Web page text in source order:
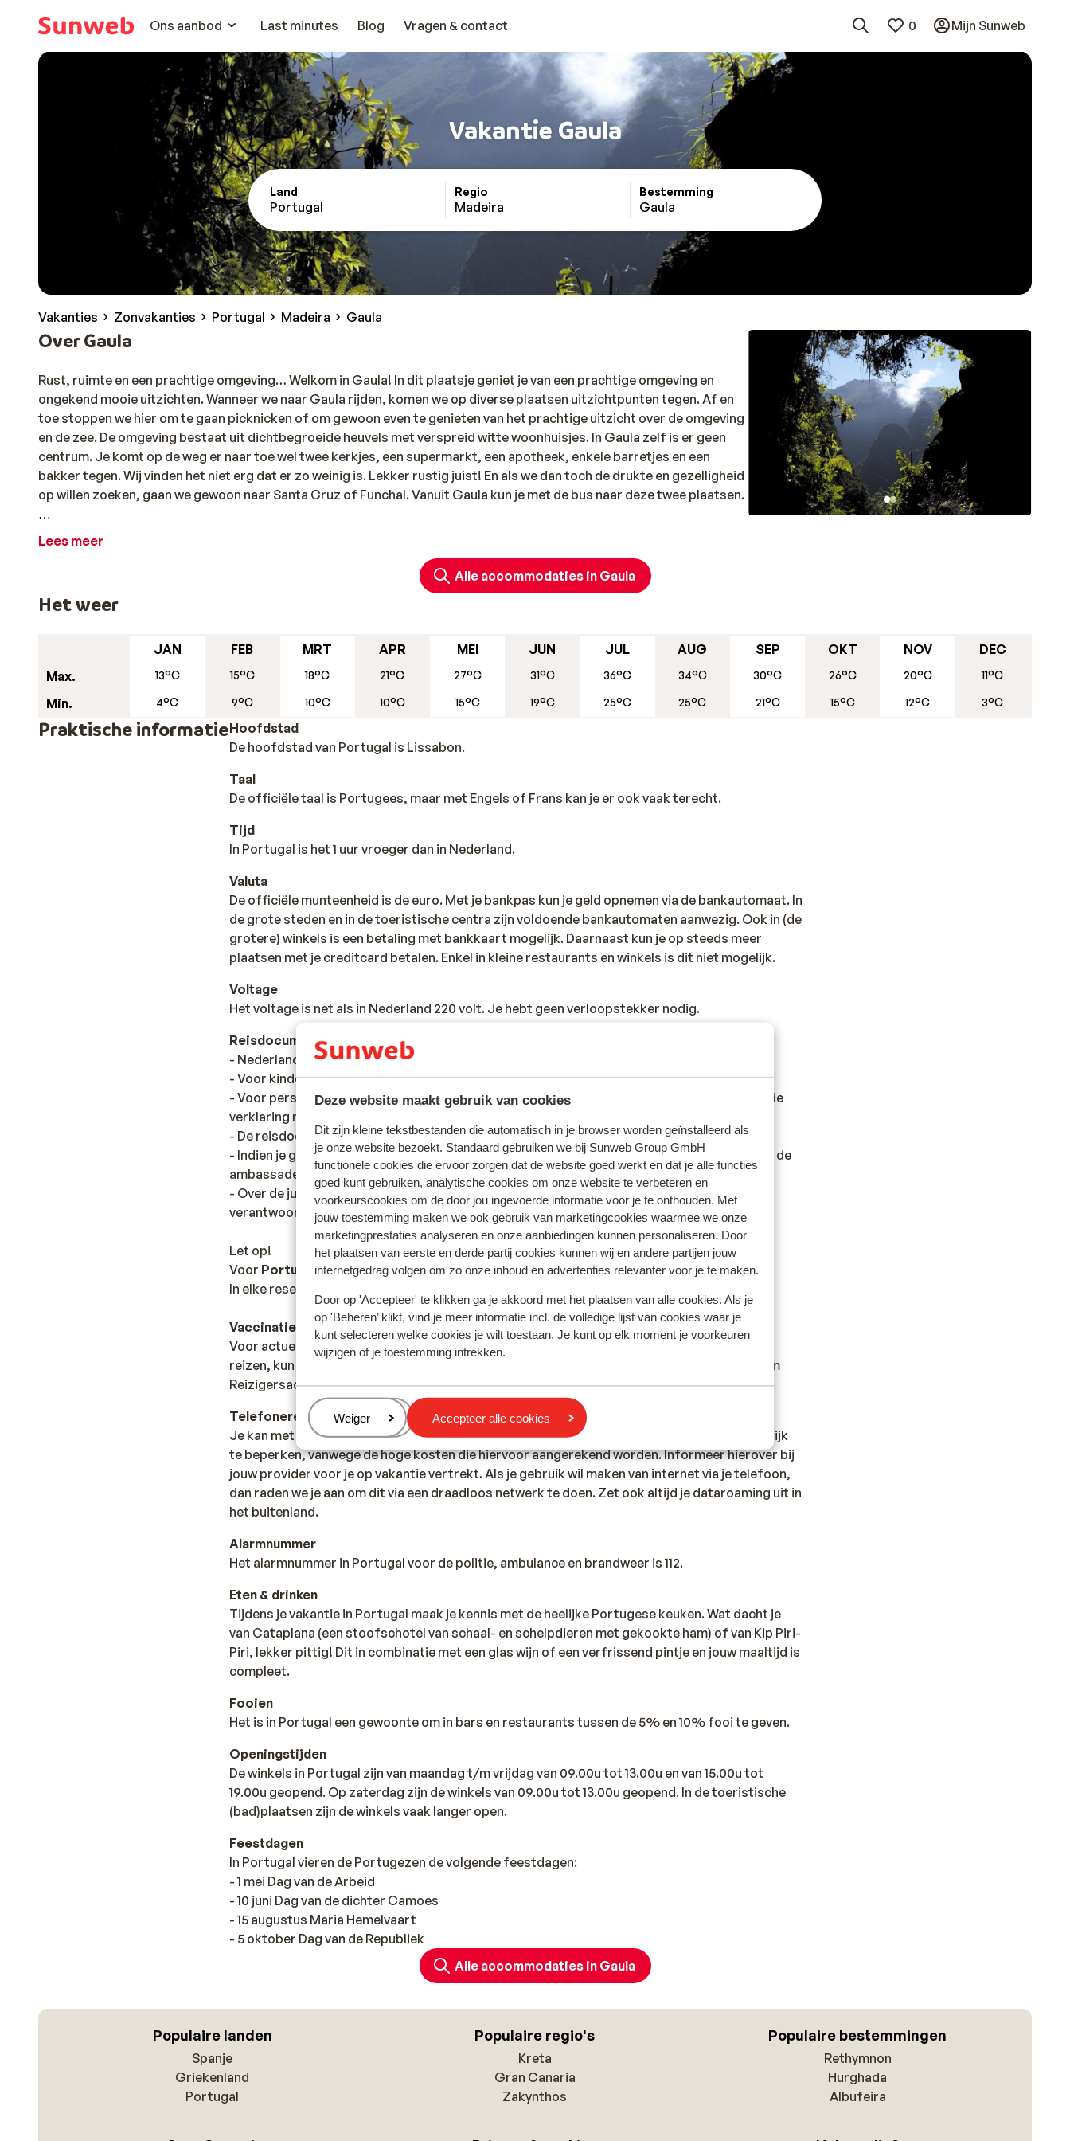
Deze website maakt gebruik van cookies
Dit zijn kleine tekstbestanden die automatisch in je browser worden geïnstalleerd als
je onze website bezoekt. Standaard gebruiken we bij Sunweb Group GmbH
functionele cookies die ervoor zorgen dat de website goed werkt en dat je alle functies
goed kunt gebruiken, analytische cookies om onze website te verbeteren en
voorkeurscookies om de door jou ingevoerde informatie voor je te onthouden. Met
jouw toestemming maken we ook gebruik van marketingcookies waarmee we onze
marketingprestaties analyseren en onze aanbiedingen kunnen personaliseren. Door
het plaatsen van eerste en derde partij cookies kunnen wij en andere partijen jouw
internetgedrag volgen om zo onze inhoud en advertenties relevanter voor je te maken.
Door op 'Accepteer' te klikken ga je akkoord met het plaatsen van alle cookies. Als je
op 'Beheren’ klikt, vind je meer informatie incl. de volledige lijst van cookies waar je
kunt selecteren welke cookies je wilt toestaan. Je kunt op elk moment je voorkeuren
wijzigen of je toestemming intrekken.
Beheren
Weiger Accepteer alle cookies
Ons aanbod
Last minutes Blog Vragen & contact 0 Mijn Sunweb
Vakantie Gaula
Land
Portugal
Regio
Madeira
Bestemming
Gaula
Vakanties Zonvakanties Portugal Madeira Gaula
Over Gaula
Rust, ruimte en een prachtige omgeving… Welkom in Gaula! In dit plaatsje geniet je van een prachtige omgeving en
ongekend mooie uitzichten. Wanneer we naar Gaula rijden, komen we op diverse plaatsen uitzichtpunten tegen. Af en
toe stoppen we hier om te gaan picknicken of om gewoon even te genieten van het prachtige uitzicht over de omgeving
en de zee. De omgeving bestaat uit dichtbegroeide heuvels met verspreid witte woonhuisjes. In Gaula zelf is er geen
centrum. Je komt op de weg er naar toe wel twee kerkjes, een supermarkt, een apotheek, enkele barretjes en een
bakker tegen. Wij vinden het niet erg dat er zo weinig is. Lekker rustig juist! En als we dan toch de drukte en gezelligheid
op willen zoeken, gaan we gewoon naar Santa Cruz of Funchal. Vanuit Gaula kun je met de bus naar deze twee plaatsen.
En eigenlijk is Funchal de place-to-be op Madeira. De plaats heeft kronkelende steegjes en van die kleine restaurantjes,
grote hal met verse vis met daarboven de fruit- en bloemenmarkt. Het is een leuke combinatie van een werk- en
toeristenstad. Ongeveer de helft van de eilandbewoners woont hier, dus het is ook behoorlijk levendig. De cultuur
proef je in Funchal zoals nergens anders op Madeira. Vooral de Sé (kathedraal) uit de 15e/16e eeuw is zeer
gewijde kunst, gevestigd in het oude bisschoppelijke paleis. Dit zal je nog versteld doen staan!
Lees meer
Alle accommodaties in Gaula
Het weer
Max.
Min.
JAN
13°C
4°C
FEB
15°C
9°C
MRT
18°C
10°C
APR
21°C
10°C
MEI
27°C
15°C
JUN
31°C
19°C
JUL
36°C
25°C
AUG
34°C
25°C
SEP
30°C
21°C
OKT
26°C
15°C
NOV
20°C
12°C
DEC
11°C
3°C
Praktische informatieHoofdstad
De hoofdstad van Portugal is Lissabon.
Taal
De officiële taal is Portugees, maar met Engels of Frans kan je er ook vaak terecht.
Tijd
In Portugal is het 1 uur vroeger dan in Nederland.
Valuta
De officiële munteenheid is de euro. Met je bankpas kun je geld opnemen via de bankautomaat. In
de grote steden en in de toeristische centra zijn voldoende bankautomaten aanwezig. Ook in (de
grotere) winkels is een betaling met bankkaart mogelijk. Daarnaast kun je op steeds meer
plaatsen met je creditcard betalen. Enkel in kleine restaurants en winkels is dit niet mogelijk.
Voltage
Het voltage is net als in Nederland 220 volt. Je hebt geen verloopstekker nodig.
Reisdocumenten
- Nederlandse identiteitskaart of een Nederlands internationaal reispaspoort.
- Voor kinderen jonger dan 12 jaar is de Kids-ID verplicht.
- Voor personen onder de 18 jaar die zonder meerderjarige personen reizen, is een getekende
verklaring nodig van ouder(s) en/of verzorger(s). Hier kan om gevraagd worden.
- De reisdocumenten dienen geldig te zijn voor de gehele duur van het verblijf in Portugal.
- Indien je geen Nederlandse nationaliteit hebt, raden we je aan om contact op te nemen met de
ambassade of consulaat.
- Over de juiste en geldige reisdocumenten beschikken, is te allen tijde jouw eigen
verantwoordelijkheid.
Let op!
Voor Portugalgeldt:
In elke reservering dient er minimaal 1 persoon per kamer 18 jaar of ouder te zijn.
Vaccinatie
Voor actuele informatie betreffende vaccinaties en andere gegevens over gezondheid en
reizen, kun je het beste een kijkje nemen op de website van het Landelijk Coördinatiecentrum
Reizigersadvisering:https://www.lcr.nl/
Telefoneren
Je kan met je mobiele telefoon telefoneren in Portugal. Wij adviseren je om dit zoveel mogelijk
te beperken, vanwege de hoge kosten die hiervoor aangerekend worden. Informeer hierover bij
jouw provider voor je op vakantie vertrekt. Als je gebruik wil maken van internet via je telefoon,
dan raden we je aan om dit via een draadloos netwerk te doen. Zet ook altijd je dataroaming uit in
het buitenland.
Alarmnummer
Het alarmnummer in Portugal voor de politie, ambulance en brandweer is 112.
Eten & drinken
Tijdens je vakantie in Portugal maak je kennis met de heelijke Portugese keuken. Wat dacht je
van Cataplana (een stoofschotel van schaal- en schelpdieren met gekookte ham) of van Kip Piri-
Piri, lekker pittig! Dit in combinatie met een glas wijn of een verfrissend pintje en jouw maaltijd is
compleet.
Fooien
Het is in Portugal een gewoonte om in bars en restaurants tussen de 5% en 10% fooi te geven.
Openingstijden
De winkels in Portugal zijn van maandag t/m vrijdag van 09.00u tot 13.00u en van 15.00u tot
19.00u geopend. Op zaterdag zijn de winkels van 09.00u tot 13.00u geopend. In de toeristische
(bad)plaatsen zijn de winkels vaak langer open.
Feestdagen
In Portugal vieren de Portugezen de volgende feestdagen:
- 1 mei Dag van de Arbeid
- 10 juni Dag van de dichter Camoes
- 15 augustus Maria Hemelvaart
- 5 oktober Dag van de Republiek
Alle accommodaties in Gaula
Populaire landen
Spanje
Griekenland
Portugal
Populaire regio's
Kreta
Gran Canaria
Zakynthos
Populaire bestemmingen
Rethymnon
Hurghada
Albufeira